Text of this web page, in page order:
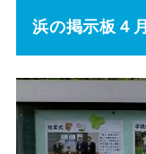
浜の掲示板４月